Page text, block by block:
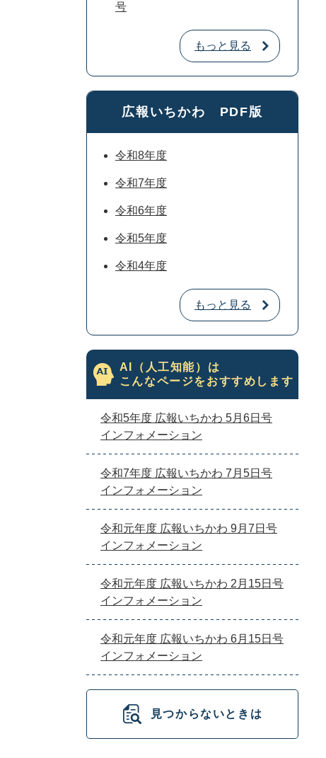
号
もっと見る
広報いちかわ PDF版
令和8年度
令和7年度
令和6年度
令和5年度
令和4年度
もっと見る
AI（人工知能）は
こんなページをおすすめします
令和5年度 広報いちかわ 5月6日号
インフォメーション
令和7年度 広報いちかわ 7月5日号
インフォメーション
令和元年度 広報いちかわ 9月7日号
インフォメーション
令和元年度 広報いちかわ 2月15日号
インフォメーション
令和元年度 広報いちかわ 6月15日号
インフォメーション
見つからないときは